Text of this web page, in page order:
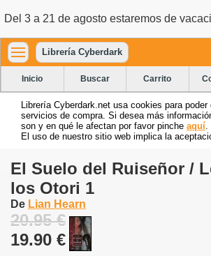
Del 3 a 21 de agosto estaremos de
Librería Cyberdark
Inicio Buscar Carrito
Librería Cyberdark.net usa cookies para
servicios de compra. Si desea más
son y en qué le afectan por favor pinche aquí
El uso de nuestro sitio web implica la
El Suelo del Ruiseñor /
los Otori 1
De Lian Hearn
20.95 €
19.90 €